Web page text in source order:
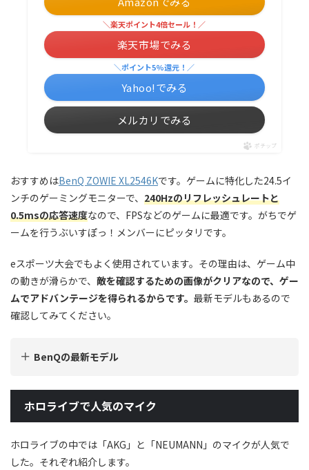
＼楽天ポイント4倍セール！／
楽天市場でみる
＼ポイント5%還元！／
Yahoo!でみる
メルカリでみる
ポチップ
おすすめはBenQ ZOWIE XL2546Kです。ゲームに特化した24.5イ
ンチのゲーミングモニターで、 240Hzのリフレッシュレートと
0.5msの応答速度なので、FPSなどのゲームに最適です。がちでゲ
ームを行うぶいすぽっ！メンバーにピッタリです。
eスポーツ大会でもよく使用されています。その理由は、ゲーム中
の動きが滑らかで、 敵を確認するための画像がクリアなので、ゲー
ムでアドバンテージを得られるからです。 最新モデルもあるので
確認してみてください。
BenQの最新モデル
ホロライブで人気のマイク
ホロライブの中では「AKG」と「NEUMANN」のマイクが人気で
した。それぞれ紹介します。